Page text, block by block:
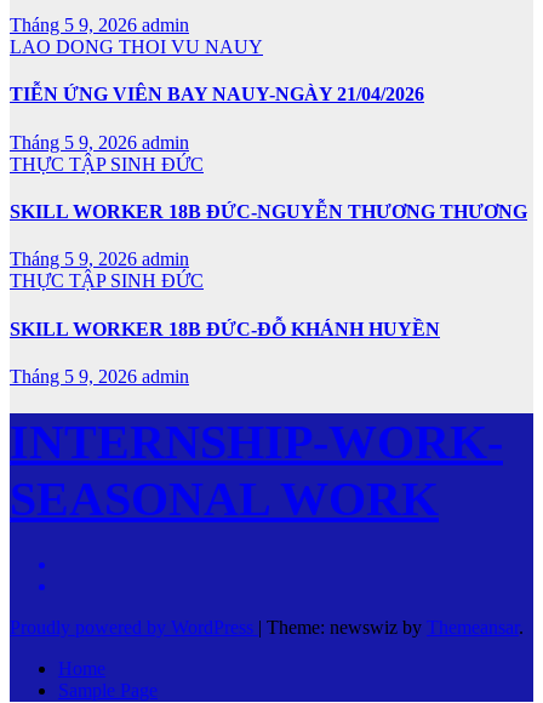
Tháng 5 9, 2026 admin
LAO DONG THOI VU NAUY
TIỄN ỨNG VIÊN BAY NAUY-NGÀY 21/04/2026
Tháng 5 9, 2026 admin
THỰC TẬP SINH ĐỨC
SKILL WORKER 18B ĐỨC-NGUYỄN THƯƠNG THƯƠNG
Tháng 5 9, 2026 admin
THỰC TẬP SINH ĐỨC
SKILL WORKER 18B ĐỨC-ĐỖ KHÁNH HUYỀN
Tháng 5 9, 2026 admin
INTERNSHIP-WORK-
SEASONAL WORK
Proudly powered by WordPress | Theme: newswiz by Themeansar.
Home
Sample Page